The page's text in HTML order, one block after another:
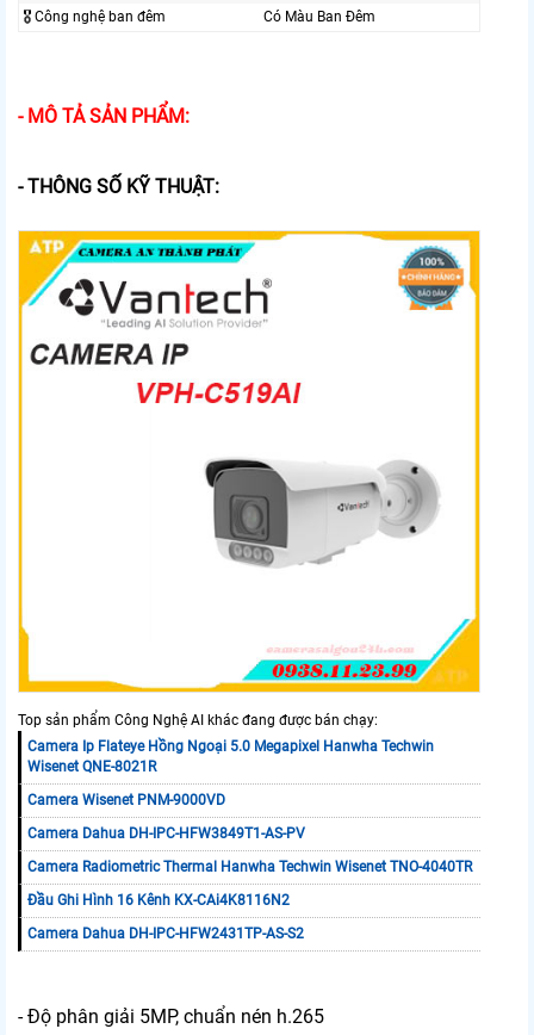
🎖️ Công nghệ ban đêm
Có Màu Ban Đêm
- MÔ TẢ SẢN PHẨM:
- THÔNG SỐ KỸ THUẬT:
Top sản phẩm Công Nghệ AI khác đang được bán chạy:
Camera Ip Flateye Hồng Ngoại 5.0 Megapixel Hanwha Techwin
Wisenet QNE-8021R
Camera Wisenet PNM-9000VD
Camera Dahua DH-IPC-HFW3849T1-AS-PV
Camera Radiometric Thermal Hanwha Techwin Wisenet TNO-4040TR
Đầu Ghi Hình 16 Kênh KX-CAi4K8116N2
Camera Dahua DH-IPC-HFW2431TP-AS-S2
- Độ phân giải 5MP, chuẩn nén h.265